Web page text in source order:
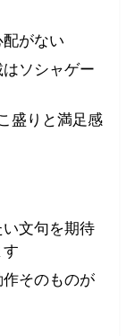
がない
ソシャゲー
盛りと満足感
文句を期待
す
そのものが